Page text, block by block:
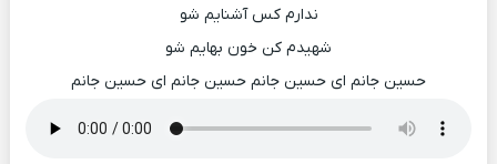
ندارم کس آشنایم شو
شهیدم کن خون بهایم شو
حسین جانم ای حسین جانم حسین جانم ای حسین جانم